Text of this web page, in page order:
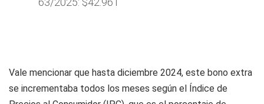
Vale mencionar que hasta diciembre 2024, este bono extra
se incrementaba todos los meses según el Índice de